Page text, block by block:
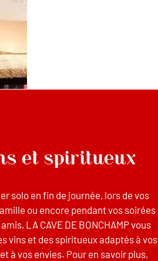
et spiritueux
solo en fin de journée, lors de vos
ou encore pendant vos soirées
LA CAVE DE BONCHAMP vous
vins et des spiritueux adaptés à vos
à vos envies. Pour en savoir plus,